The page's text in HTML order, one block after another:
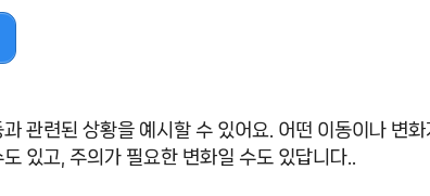
관련된 상황을 예시할 수 있어요. 어떤 이동이나 변
있고, 주의가 필요한 변화일 수도 있답니다..